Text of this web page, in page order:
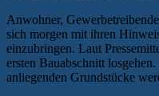
Anwohner,
sich morgen mit ihren
einzubringen. Laut
ersten Bauabschnitt
anliegenden Grundstücke